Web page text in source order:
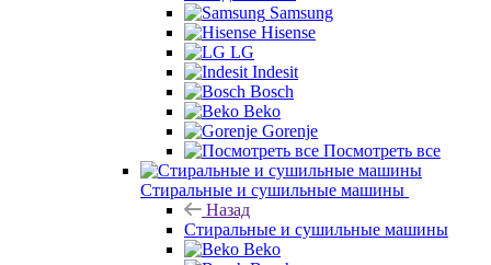
Samsung
Hisense
LG
Indesit
Bosch
Beko
Gorenje
Посмотреть все
Стиральные и сушильные машины
Назад
Стиральные и сушильные машины
Beko